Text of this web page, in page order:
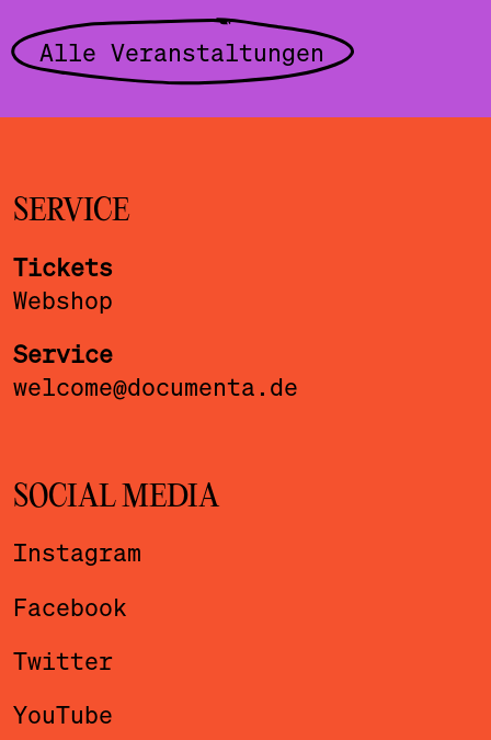
Alle Veranstaltungen
SERVICE
Tickets
Webshop
Service
welcome@documenta.de
SOCIAL MEDIA
Instagram
Facebook
Twitter
YouTube